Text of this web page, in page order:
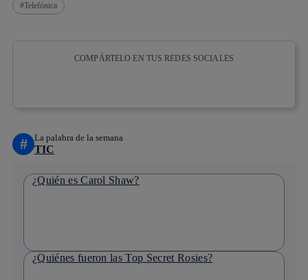
Telefónica
COMPÁRTELO EN TUS REDES SOCIALES
# La palabra de la semana
TIC
¿Quién es Carol Shaw?
¿Quiénes fueron las Top Secret Rosies?